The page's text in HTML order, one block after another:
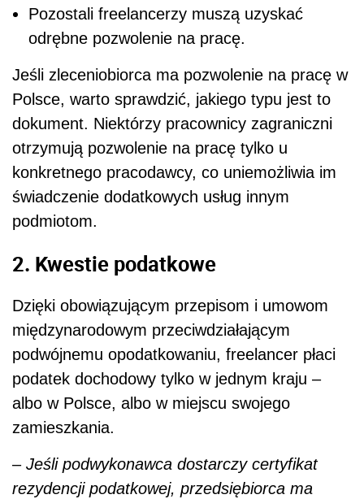
Pozostali freelancerzy muszą uzyskać
odrębne pozwolenie na pracę.
Jeśli zleceniobiorca ma pozwolenie na pracę w
Polsce, warto sprawdzić, jakiego typu jest to
dokument. Niektórzy pracownicy zagraniczni
otrzymują pozwolenie na pracę tylko u
konkretnego pracodawcy, co uniemożliwia im
świadczenie dodatkowych usług innym
podmiotom.
2. Kwestie podatkowe
Dzięki obowiązującym przepisom i umowom
międzynarodowym przeciwdziałającym
podwójnemu opodatkowaniu, freelancer płaci
podatek dochodowy tylko w jednym kraju –
albo w Polsce, albo w miejscu swojego
zamieszkania.
– Jeśli podwykonawca dostarczy certyfikat
rezydencji podatkowej, przedsiębiorca ma